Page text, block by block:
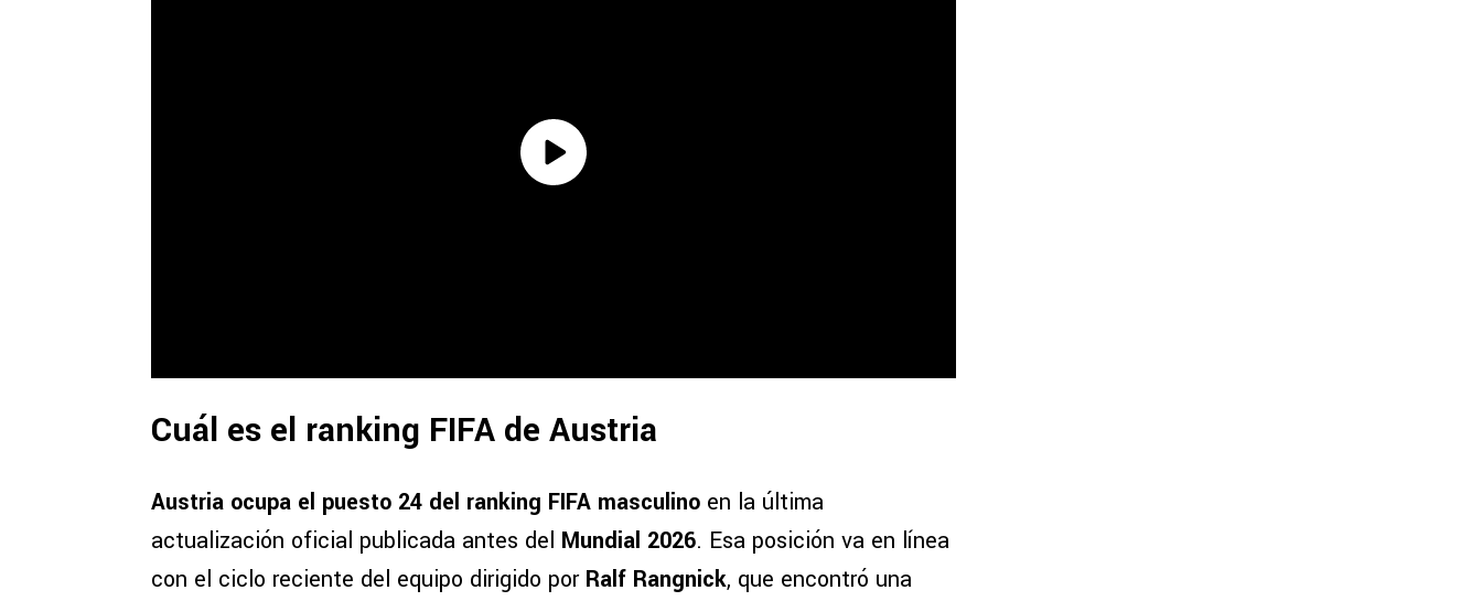
Cuál es el ranking FIFA de Austria
Austria ocupa el puesto 24 del ranking FIFA masculino en la última
actualización oficial publicada antes del Mundial 2026. Esa posición va en línea
con el ciclo reciente del equipo dirigido por Ralf Rangnick, que encontró una